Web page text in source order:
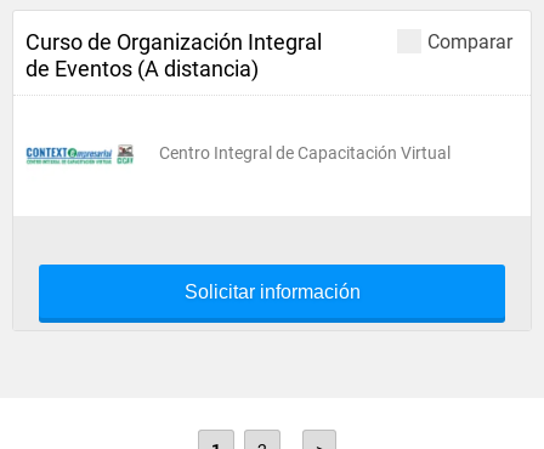
Comparar
Curso de Organización Integral
de Eventos (A distancia)
Centro Integral de Capacitación Virtual
Solicitar información